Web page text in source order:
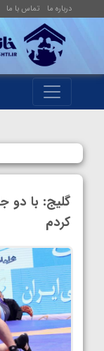
درباره ما تماس با ما
گلیج: با دو
کردم